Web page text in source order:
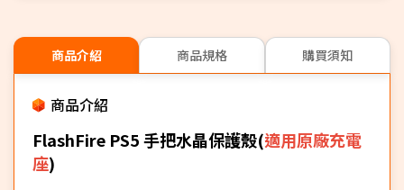
商品介紹 商品規格 購買須知
商品介紹
FlashFire PS5 手把水晶保護殼(適用原廠充電
座)